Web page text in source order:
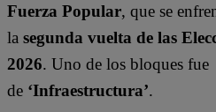
Fuerza Popular, que se
la segunda vuelta de las
2026. Uno de los bloques fue
de ‘Infraestructura’.